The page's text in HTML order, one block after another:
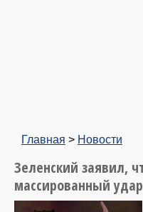
Главная > Новости
Зеленский заявил,
массированный